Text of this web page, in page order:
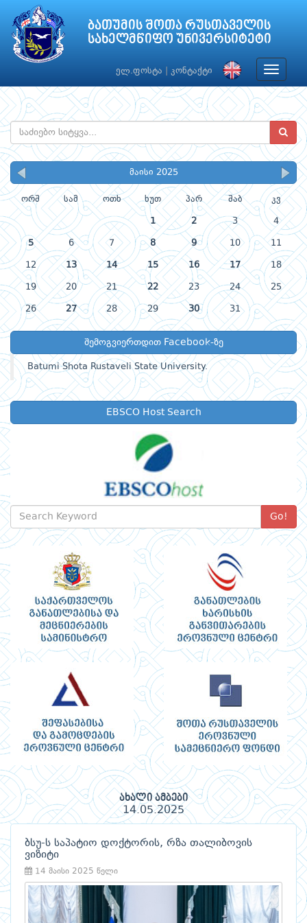
ბათუმის შოთა რუსთაველის
სახელმწიფო უნივერსიტეტი
ელ.ფოსტა კონტაქტი
Toggle
მაისი 2025
ორშ სამ ოთხ ხუთ პარ შაბ კვ
1 2 3 4
5 6 7 8 9 10 11
12 13 14 15 16 17 18
19 20 21 22 23 24 25
26 27 28 29 30 31
შემოგვიერთდით Facebook-ზე
Batumi Shota Rustaveli State University.
EBSCO Host Search
Go!
ახალი ამბები
14.05.2025
ბსუ-ს საპატიო დოქტორის, რზა თალიბოვის
ვიზიტი
14 მაისი 2025 წელი